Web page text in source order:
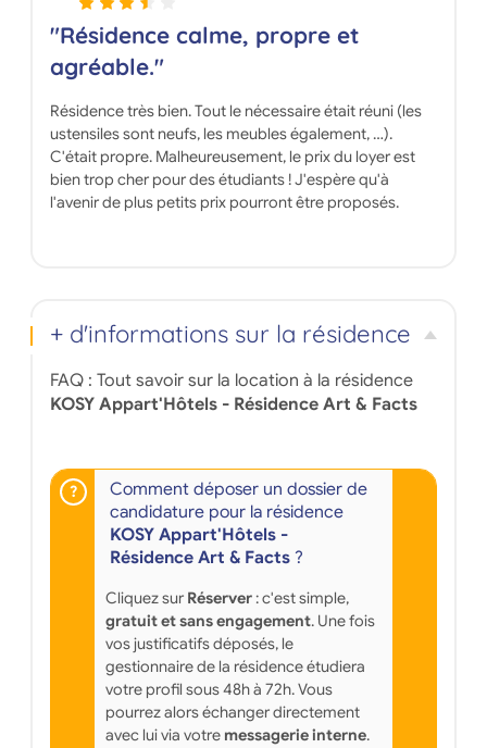
"Résidence calme, propre et
agréable."
Résidence très bien. Tout le nécessaire était réuni (les
ustensiles sont neufs, les meubles également, …).
C'était propre. Malheureusement, le prix du loyer est
bien trop cher pour des étudiants ! J'espère qu'à
l'avenir de plus petits prix pourront être proposés.
+ d'informations sur la résidence
FAQ : Tout savoir sur la location à la résidence
KOSY Appart'Hôtels - Résidence Art & Facts
Comment déposer un dossier de
candidature pour la résidence
KOSY Appart'Hôtels -
Résidence Art & Facts?
Cliquez sur Réserver: c'est simple,
gratuit et sans engagement. Une fois
vos justificatifs déposés, le
gestionnaire de la résidence étudiera
votre profil sous 48h à 72h. Vous
pourrez alors échanger directement
avec lui via votre messagerie interne.